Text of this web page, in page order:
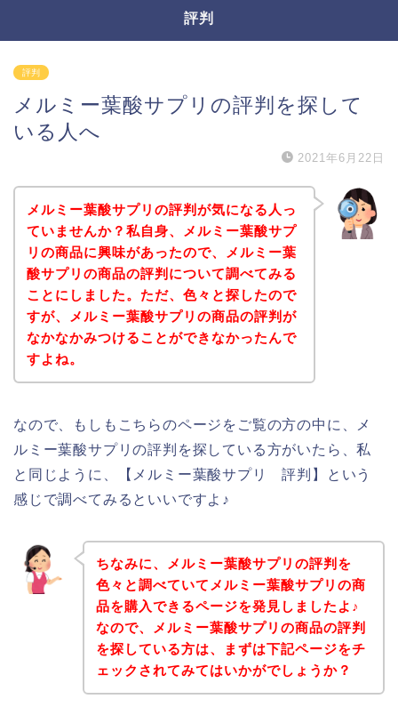
評判
評判
メルミー葉酸サプリの評判を探して
いる人へ
2021年6月22日
メルミー葉酸サプリの評判が気になる人っ
ていませんか？私自身、メルミー葉酸サプ
リの商品に興味があったので、メルミー葉
酸サプリの商品の評判について調べてみる
ことにしました。ただ、色々と探したので
すが、メルミー葉酸サプリの商品の評判が
なかなかみつけることができなかったんで
すよね。
なので、もしもこちらのページをご覧の方の中に、メ
ルミー葉酸サプリの評判を探している方がいたら、私
と同じように、【メルミー葉酸サプリ 評判】という
感じで調べてみるといいですよ♪
ちなみに、メルミー葉酸サプリの評判を
色々と調べていてメルミー葉酸サプリの商
品を購入できるページを発見しましたよ♪
なので、メルミー葉酸サプリの商品の評判
を探している方は、まずは下記ページをチ
ェックされてみてはいかがでしょうか？